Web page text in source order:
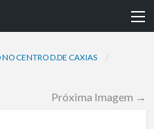
CENTRO D.DE CAXIAS
Próxima Imagem →